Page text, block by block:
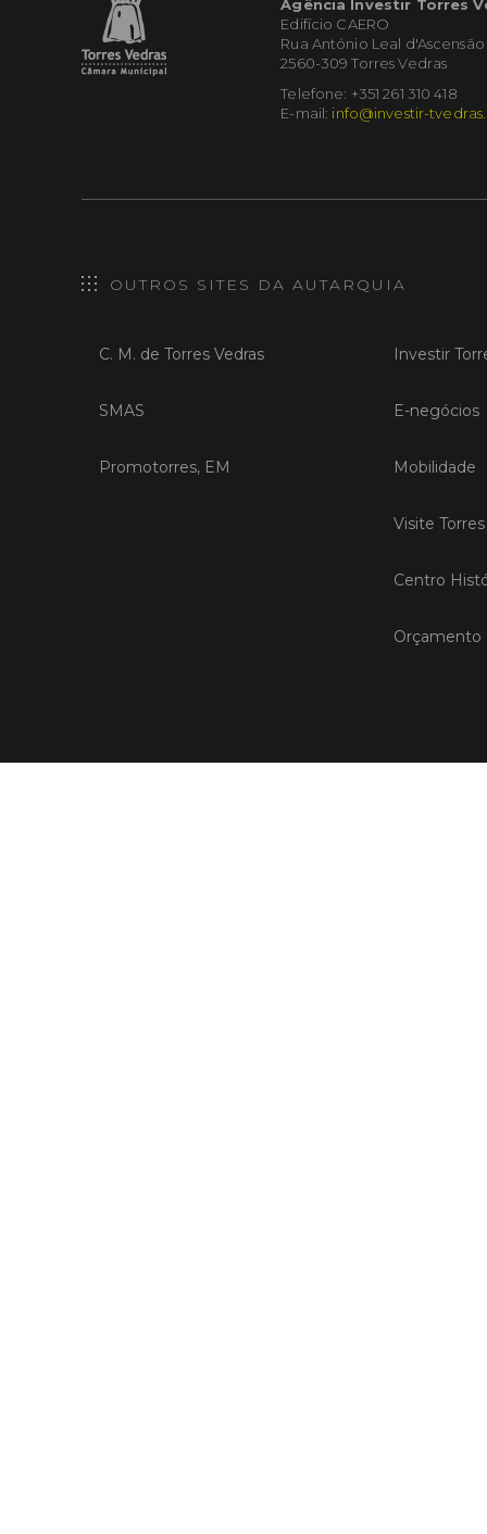
Agência Investir Torres
Edifício CAERO
Rua António Leal d'Ascensão
2560-309 Torres Vedras
Telefone: +351 261 310 418
E-mail: info@investir-
OUTROS SITES DA AUTARQUIA
C. M. de Torres Vedras
SMAS
Promotorres, EM
Investir
E-negócios
Mobilidade
Visite
Centro
Orçamento